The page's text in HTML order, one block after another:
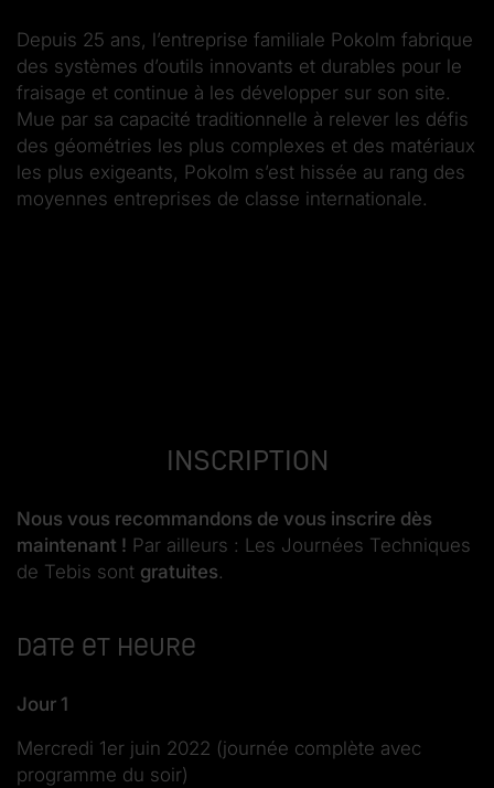
Depuis 25 ans, l’entreprise familiale Pokolm fabrique
des systèmes d’outils innovants et durables pour le
fraisage et continue à les développer sur son site.
Mue par sa capacité traditionnelle à relever les défis
des géométries les plus complexes et des matériaux
les plus exigeants, Pokolm s’est hissée au rang des
moyennes entreprises de classe internationale.
Inscription
Nous vous recommandons de vous inscrire dès
maintenant ! Par ailleurs : Les Journées Techniques
de Tebis sont gratuites.
Date et heure
Jour 1
Mercredi 1er juin 2022 (journée complète avec
programme du soir)